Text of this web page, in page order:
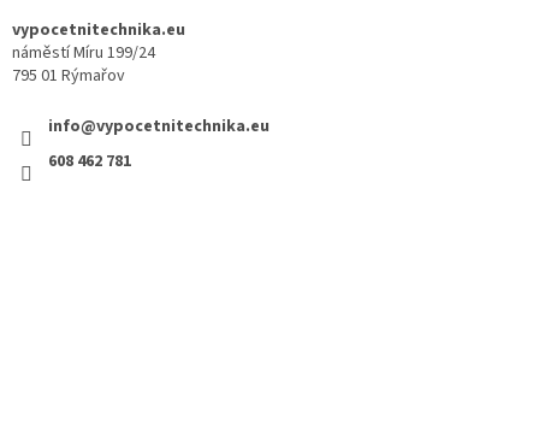
vypocetnitechnika.eu
náměstí Míru 199/24
795 01 Rýmařov
info@vypocetnitechnika.eu
608 462 781